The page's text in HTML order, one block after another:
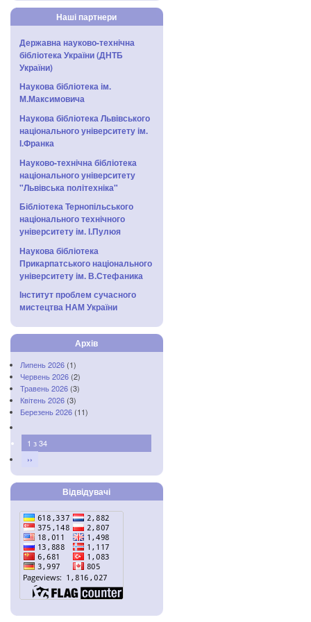
Наші партнери
Державна науково-технічна
бібліотека України (ДНТБ
України)
Наукова бібліотека ім.
М.Максимовича
Наукова бібліотека Львівського
національного університету ім.
І.Франка
Науково-технічна бібліотека
національного університету
"Львівська політехніка"
Бібліотека Тернопільського
національного технічного
університету ім. І.Пулюя
Наукова бібліотека
Прикарпатського національного
університету ім. В.Стефаника
Інститут проблем сучасного
мистецтва НАМ України
Архів
Липень 2026 (1)
Червень 2026 (2)
Травень 2026 (3)
Квітень 2026 (3)
Березень 2026 (11)
1 з 34
››
Відвідувачі